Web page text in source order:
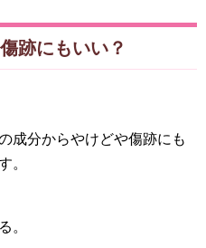
跡にもいい？
成分からやけどや傷跡にも
。
。